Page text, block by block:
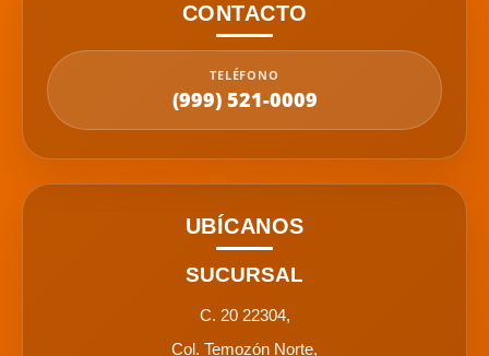
CONTACTO
TELÉFONO
(999) 521-0009
UBÍCANOS
SUCURSAL
C. 20 22304,
Col. Temozón Norte,